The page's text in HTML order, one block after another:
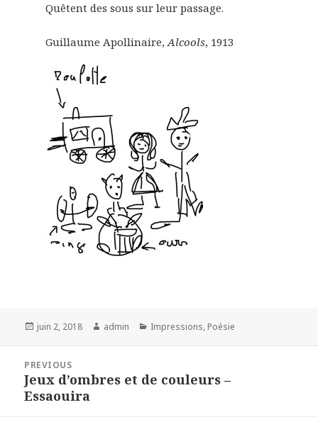
Quêtent des sous sur leur passage.
Guillaume Apollinaire,Alcools, 1913
Posted
juin 2, 2018 Author
admin Categories
Impressions, Poésie
l’article
PREVIOUS
Previous
post:
Jeux d’ombres et de couleurs –
Essaouira